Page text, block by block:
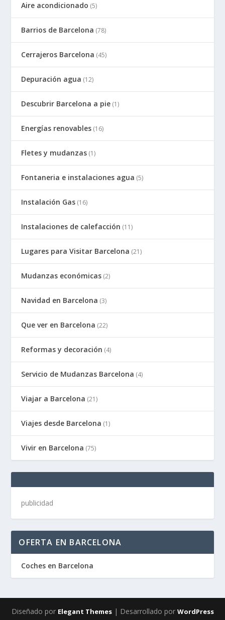
Aire acondicionado (5)
Barrios de Barcelona (78)
Cerrajeros Barcelona (45)
Depuración agua (12)
Descubrir Barcelona a pie (1)
Energías renovables (16)
Fletes y mudanzas (1)
Fontaneria e instalaciones agua (5)
Instalación Gas (16)
Instalaciones de calefacción (11)
Lugares para Visitar Barcelona (21)
Mudanzas económicas (2)
Navidad en Barcelona (3)
Que ver en Barcelona (22)
Reformas y decoración (4)
Servicio de Mudanzas Barcelona (4)
Viajar a Barcelona (21)
Viajes desde Barcelona (1)
Vivir en Barcelona (75)
publicidad
OFERTA EN BARCELONA
Coches en Barcelona
Diseñado por Elegant Themes| Desarrollado por WordPress